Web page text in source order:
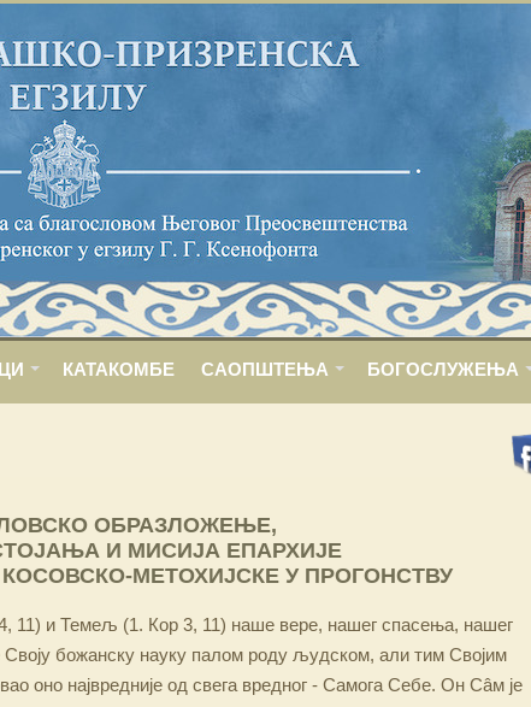
КАТАКОМБЕ САОПШТЕЊА БОГОСЛУЖЕЊА
ОБРАЗЛОЖЕЊЕ,
И МИСИЈА ЕПАРХИЈЕ
МЕТОХИЈСКЕ У ПРОГОНСТВУ
11) и Темељ (1. Кор 3, 11) наше вере, нашег спасења, нашег
божанску науку палом роду људском, али тим Својим
оно највредније од свега вредног - Самога Себе. Он Сâм је